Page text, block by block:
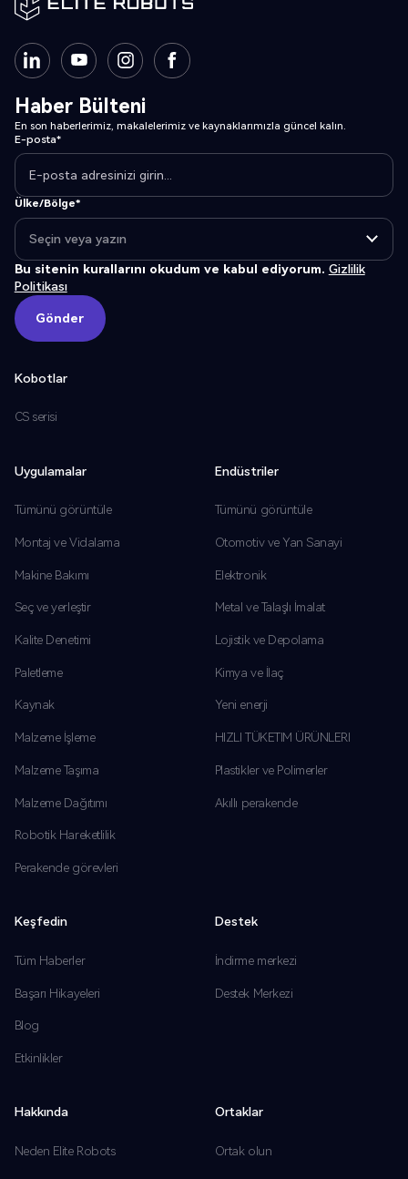
Haber Bülteni
En son haberlerimiz, makalelerimiz ve kaynaklarımızla güncel kalın.
E-posta*
Ülke/Bölge*
Bu sitenin kurallarını okudum ve kabul ediyorum. Gizlilik
Politikası
Gönder
Gönder
Kobotlar
CS serisi
Uygulamalar
Tümünü görüntüle
Montaj ve Vidalama
Makine Bakımı
Seç ve yerleştir
Kalite Denetimi
Paletleme
Kaynak
Malzeme İşleme
Malzeme Taşıma
Malzeme Dağıtımı
Robotik Hareketlilik
Perakende görevleri
Endüstriler
Tümünü görüntüle
Otomotiv ve Yan Sanayi
Elektronik
Metal ve Talaşlı İmalat
Lojistik ve Depolama
Kimya ve İlaç
Yeni enerji
HIZLI TÜKETIM ÜRÜNLERI
Plastikler ve Polimerler
Akıllı perakende
Keşfedin
Tüm Haberler
Başarı Hikayeleri
Blog
Etkinlikler
Destek
İndirme merkezi
Destek Merkezi
Hakkında
Neden Elite Robots
Ortaklar
Ortak olun